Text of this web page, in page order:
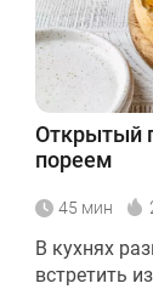
Открытый
пореем
45 мин
В кухнях
встретить